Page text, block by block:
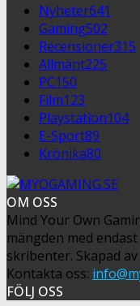
Nyheter641
Gaming502
Recensioner315
Allmänt225
PC150
Film123
Playstation104
E-Sport89
Krönika80
OM OSS
Mind Your Own
mängden med
skribenter. Skapad
Kontakta oss:
FÖLJ OSS